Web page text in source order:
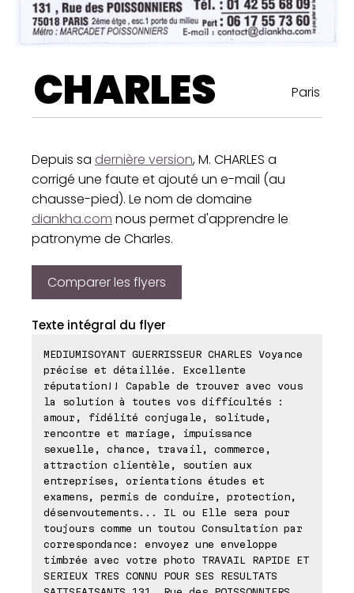
CHARLES Paris
Depuis sa dernière version, M. CHARLES a
corrigé une faute et ajouté un e-mail (au
chausse-pied). Le nom de domaine
diankha.com nous permet d'apprendre le
patronyme de Charles.
Comparer les flyers
Texte intégral du flyer
MEDIUMISOYANT GUERRISSEUR CHARLES Voyance
précise et détaillée. Excellente
réputation!! Capable de trouver avec vous
la solution à toutes vos difficultés :
amour, fidélité conjugale, solitude,
rencontre et mariage, impuissance
sexuelle, chance, travail, commerce,
attraction clientèle, soutien aux
entreprises, orientations études et
examens, permis de conduire, protection,
désenvoutements... IL ou Elle sera pour
toujours comme un toutou Consultation par
correspondance: envoyez une enveloppe
timbrée avec votre photo TRAVAIL RAPIDE ET
SERIEUX TRES CONNU POUR SES RESULTATS